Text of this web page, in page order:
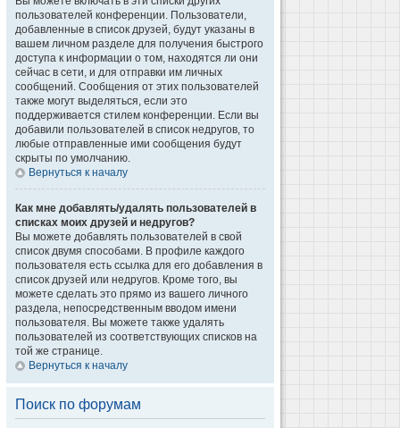
пользователей конференции. Пользователи,
добавленные в список друзей, будут указаны в
вашем личном разделе для получения быстрого
доступа к информации о том, находятся ли они
сейчас в сети, и для отправки им личных
сообщений. Сообщения от этих пользователей
также могут выделяться, если это
поддерживается стилем конференции. Если вы
добавили пользователей в список недругов, то
любые отправленные ими сообщения будут
скрыты по умолчанию.
Вернуться к началу
Как мне добавлять/удалять пользователей в
списках моих друзей и недругов?
Вы можете добавлять пользователей в свой
список двумя способами. В профиле каждого
пользователя есть ссылка для его добавления в
список друзей или недругов. Кроме того, вы
можете сделать это прямо из вашего личного
раздела, непосредственным вводом имени
пользователя. Вы можете также удалять
пользователей из соответствующих списков на
той же странице.
Вернуться к началу
Поиск по форумам